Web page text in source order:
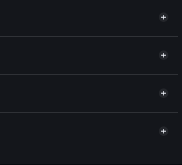
Solana-Tokens mit intelligentem
in UMBRA einsteigen
mithilfe des in Solflare integrierten
Umbra
Wallet Solflare
Solflare-